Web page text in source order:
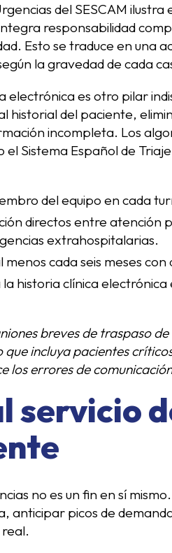
del SESCAM
responsabilidad
Esto se traduce en una
la gravedad de cada
electrónica es otro pilar
del paciente,
incompleta. Los
Sistema Español de
del equipo en cada
directos entre atención
extrahospitalarias.
cada seis meses
historia clínica electrónica
breves de traspaso
incluya pacientes
los errores de
servicio
no es un fin en sí
anticipar picos de